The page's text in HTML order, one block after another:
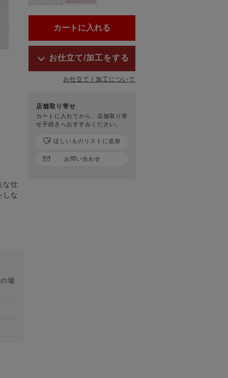
な仕
しな
場
お仕立て/加工をする
お仕立て / 加工について
店舗取り寄せ
カートに入れてから、店舗取り寄
せ手続きへおすすみください。
お問い合わせ
ほしいものリストに追加